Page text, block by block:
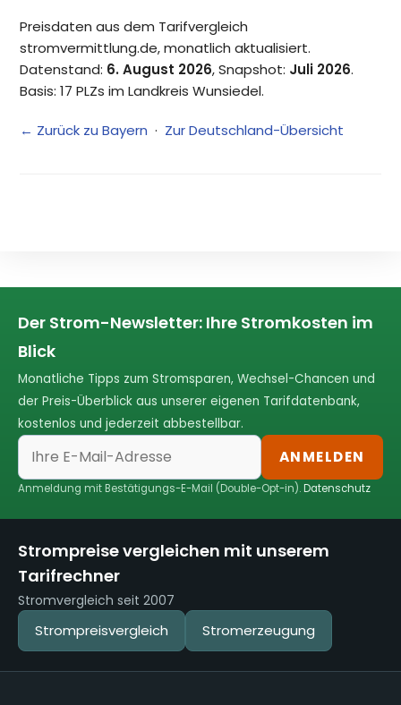
Preisdaten aus dem Tarifvergleich
stromvermittlung.de, monatlich aktualisiert.
Datenstand: 6. August 2026, Snapshot: Juli 2026.
Basis: 17 PLZs im Landkreis Wunsiedel.
← Zurück zu Bayern · Zur Deutschland-Übersicht
Der Strom-Newsletter: Ihre Stromkosten im
Blick
Monatliche Tipps zum Stromsparen, Wechsel-Chancen und
der Preis-Überblick aus unserer eigenen Tarifdatenbank,
kostenlos und jederzeit abbestellbar.
ANMELDEN
Anmeldung mit Bestätigungs-E-Mail (Double-Opt-in).Datenschutz
Strompreise vergleichen mit unserem
Tarifrechner
Stromvergleich seit 2007
Strompreisvergleich Stromerzeugung